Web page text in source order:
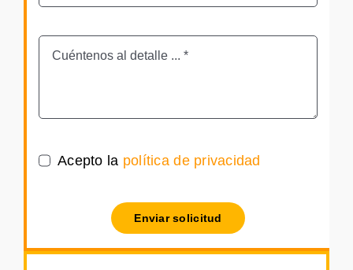
Acepto la política de privacidad
Enviar solicitud